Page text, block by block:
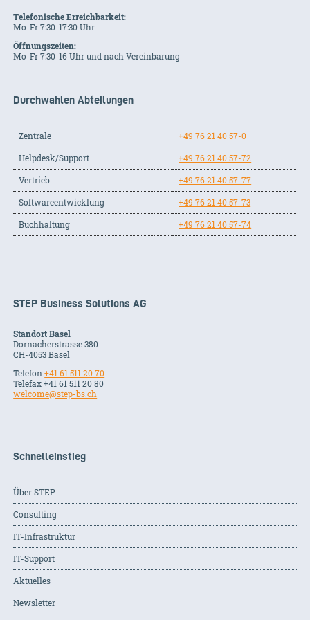
Telefonische Erreichbarkeit:
Mo-Fr 7:30-17:30 Uhr
Öffnungszeiten:
Mo-Fr 7:30-16 Uhr und nach Vereinbarung
Durchwahlen Abteilungen
Zentrale
+49 76 21 40 57-0
Helpdesk/Support
+49 76 21 40 57-72
Vertrieb
+49 76 21 40 57-77
Softwareentwicklung
+49 76 21 40 57-73
Buchhaltung
+49 76 21 40 57-74
STEP Business Solutions AG
Standort Basel
Dornacherstrasse 380
CH-4053Basel
Telefon+41 61 511 20 70
Telefax +41 61 511 20 80
welcome@step-bs.ch
Schnelleinstieg
Über STEP
Consulting
IT-Infrastruktur
IT-Support
Aktuelles
Newsletter